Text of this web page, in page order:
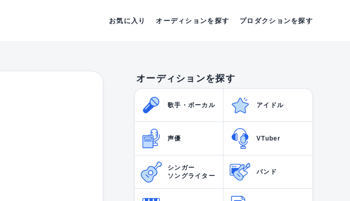
お気に入り オーディションを探す プロダクションを探す
オーディションを探す
歌手・ボーカル アイドル
声優 VTuber
シンガー
ソングライター
バンド